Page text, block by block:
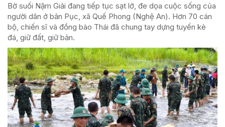
Bờ suối Nậm Giải đang tiếp tục sạt lở, đe dọa cuộc sống của
người dân ở bản Pục, xã Quế Phong (Nghệ An). Hơn 70 cán
bộ, chiến sĩ và đồng bào Thái đã chung tay dựng tuyến kè
đá, giữ đất, giữ bản.